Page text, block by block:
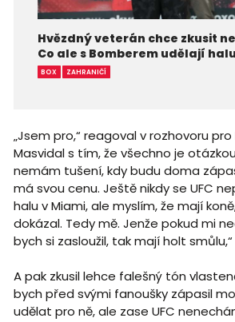
Hvězdný veterán chce zkusit
Co ale s Bomberem udělají
BOX ZAHRANIČÍ
„Jsem pro,“ reagoval v rozhovoru pro
Masvidal s tím, že všechno je
nemám tušení, kdy budu doma
má svou cenu. Ještě nikdy se UFC
halu v Miami, ale myslím, že mají
dokázal. Tedy mě. Jenže pokud mi
bych si zasloužil, tak mají holt
A pak zkusil lehce falešný tón
bych před svými fanoušky zápasil
udělat pro ně, ale zase UFC